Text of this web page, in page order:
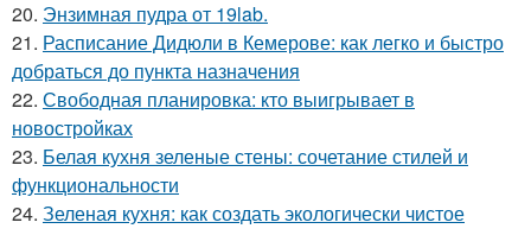
20. Энзимная пудра от 19lab.
21. Расписание Дидюли в Кемерове: как легко и быстро
добраться до пункта назначения
22. Свободная планировка: кто выигрывает в
новостройках
23. Белая кухня зеленые стены: сочетание стилей и
функциональности
24. Зеленая кухня: как создать экологически чистое